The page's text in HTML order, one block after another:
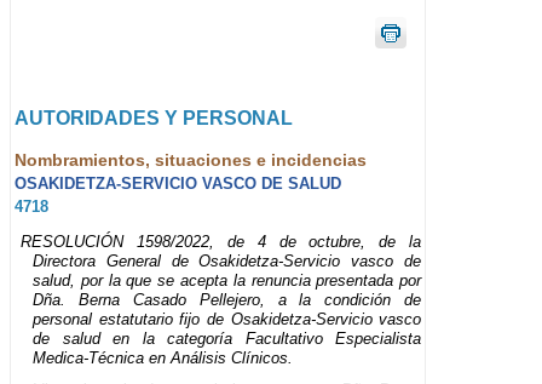
AUTORIDADES Y PERSONAL
Nombramientos, situaciones e incidencias
OSAKIDETZA-SERVICIO VASCO DE SALUD
4718
RESOLUCIÓN 1598/2022, de 4 de octubre, de la
Directora General de Osakidetza-Servicio vasco de
salud, por la que se acepta la renuncia presentada por
Dña. Berna Casado Pellejero, a la condición de
personal estatutario fijo de Osakidetza-Servicio vasco
de salud en la categoría Facultativo Especialista
Medica-Técnica en Análisis Clínicos.